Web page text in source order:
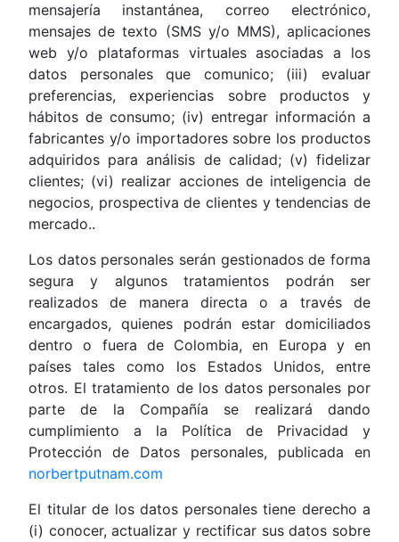
mensajería instantánea, correo electrónico,
mensajes de texto (SMS y/o MMS), aplicaciones
web y/o plataformas virtuales asociadas a los
datos personales que comunico; (iii) evaluar
preferencias, experiencias sobre productos y
hábitos de consumo; (iv) entregar información a
fabricantes y/o importadores sobre los productos
adquiridos para análisis de calidad; (v) fidelizar
clientes; (vi) realizar acciones de inteligencia de
negocios, prospectiva de clientes y tendencias de
mercado..
Los datos personales serán gestionados de forma
segura y algunos tratamientos podrán ser
realizados de manera directa o a través de
encargados, quienes podrán estar domiciliados
dentro o fuera de Colombia, en Europa y en
países tales como los Estados Unidos, entre
otros. El tratamiento de los datos personales por
parte de la Compañía se realizará dando
cumplimiento a la Política de Privacidad y
Protección de Datos personales, publicada en
norbertputnam.com
El titular de los datos personales tiene derecho a
(i) conocer, actualizar y rectificar sus datos sobre